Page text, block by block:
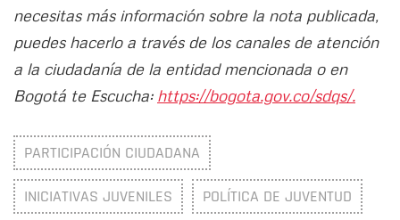
necesitas más información sobre la nota publicada,
puedes hacerlo a través de los canales de atención
a la ciudadanía de la entidad mencionada o en
Bogotá te Escucha: https://bogota.gov.co/sdqs/.
PARTICIPACIÓN CIUDADANA
INICIATIVAS JUVENILES POLÍTICA DE JUVENTUD